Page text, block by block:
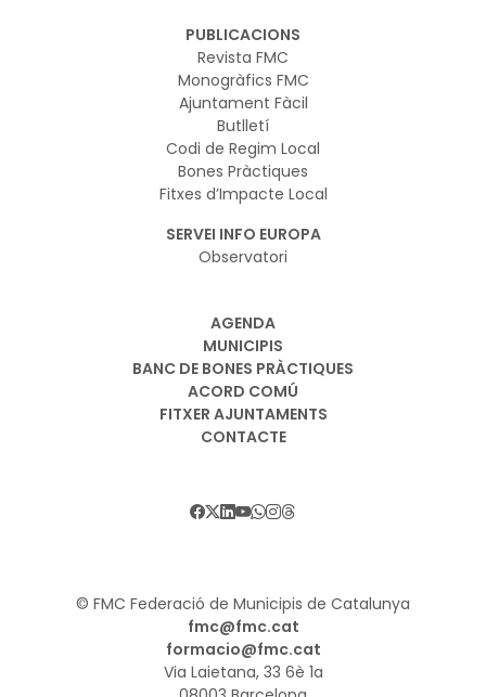
PUBLICACIONS
Revista FMC
Monogràfics FMC
Ajuntament Fàcil
Butlletí
Codi de Regim Local
Bones Pràctiques
Fitxes d’Impacte Local
SERVEI INFO EUROPA
Observatori
AGENDA
MUNICIPIS
BANC DE BONES PRÀCTIQUES
ACORD COMÚ
FITXER AJUNTAMENTS
CONTACTE
© FMC Federació de Municipis de Catalunya
fmc@fmc.cat
formacio@fmc.cat
Via Laietana, 33 6è 1a